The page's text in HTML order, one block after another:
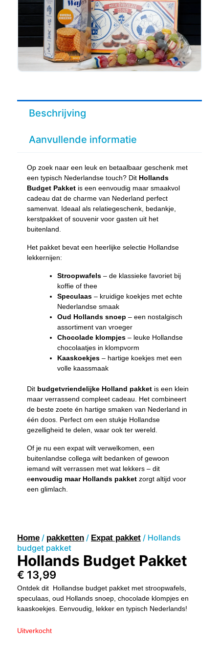
Beschrijving
Aanvullende informatie
Op zoek naar een leuk en betaalbaar geschenk met
een typisch Nederlandse touch? Dit Hollands
Budget Pakket is een eenvoudig maar smaakvol
cadeau dat de charme van Nederland perfect
samenvat. Ideaal als relatiegeschenk, bedankje,
kerstpakket of souvenir voor gasten uit het
buitenland.
Het pakket bevat een heerlijke selectie Hollandse
lekkernijen:
Stroopwafels – de klassieke favoriet bij
koffie of thee
Speculaas – kruidige koekjes met echte
Nederlandse smaak
Oud Hollands snoep – een nostalgisch
assortiment van vroeger
Chocolade klompjes – leuke Hollandse
chocolaatjes in klompvorm
Kaaskoekjes – hartige koekjes met een
volle kaassmaak
Dit budgetvriendelijke Holland pakket is een klein
maar verrassend compleet cadeau. Het combineert
de beste zoete én hartige smaken van Nederland in
één doos. Perfect om een stukje Hollandse
gezelligheid te delen, waar ook ter wereld.
Of je nu een expat wilt verwelkomen, een
buitenlandse collega wilt bedanken of gewoon
iemand wilt verrassen met wat lekkers – dit
eenvoudig maar Hollands pakket zorgt altijd voor
een glimlach.
Home / pakketten / Expat pakket / Hollands
budget pakket
Hollands Budget Pakket
€ 13,99
Ontdek dit Hollandse budget pakket met stroopwafels,
speculaas, oud Hollands snoep, chocolade klompjes en
kaaskoekjes. Eenvoudig, lekker en typisch Nederlands!
Uitverkocht